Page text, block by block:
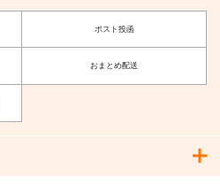
ポスト投函
おまとめ配送